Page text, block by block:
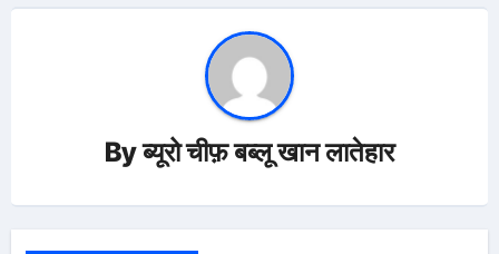
Byब्यूरो चीफ़ बब्लू खान लातेहार